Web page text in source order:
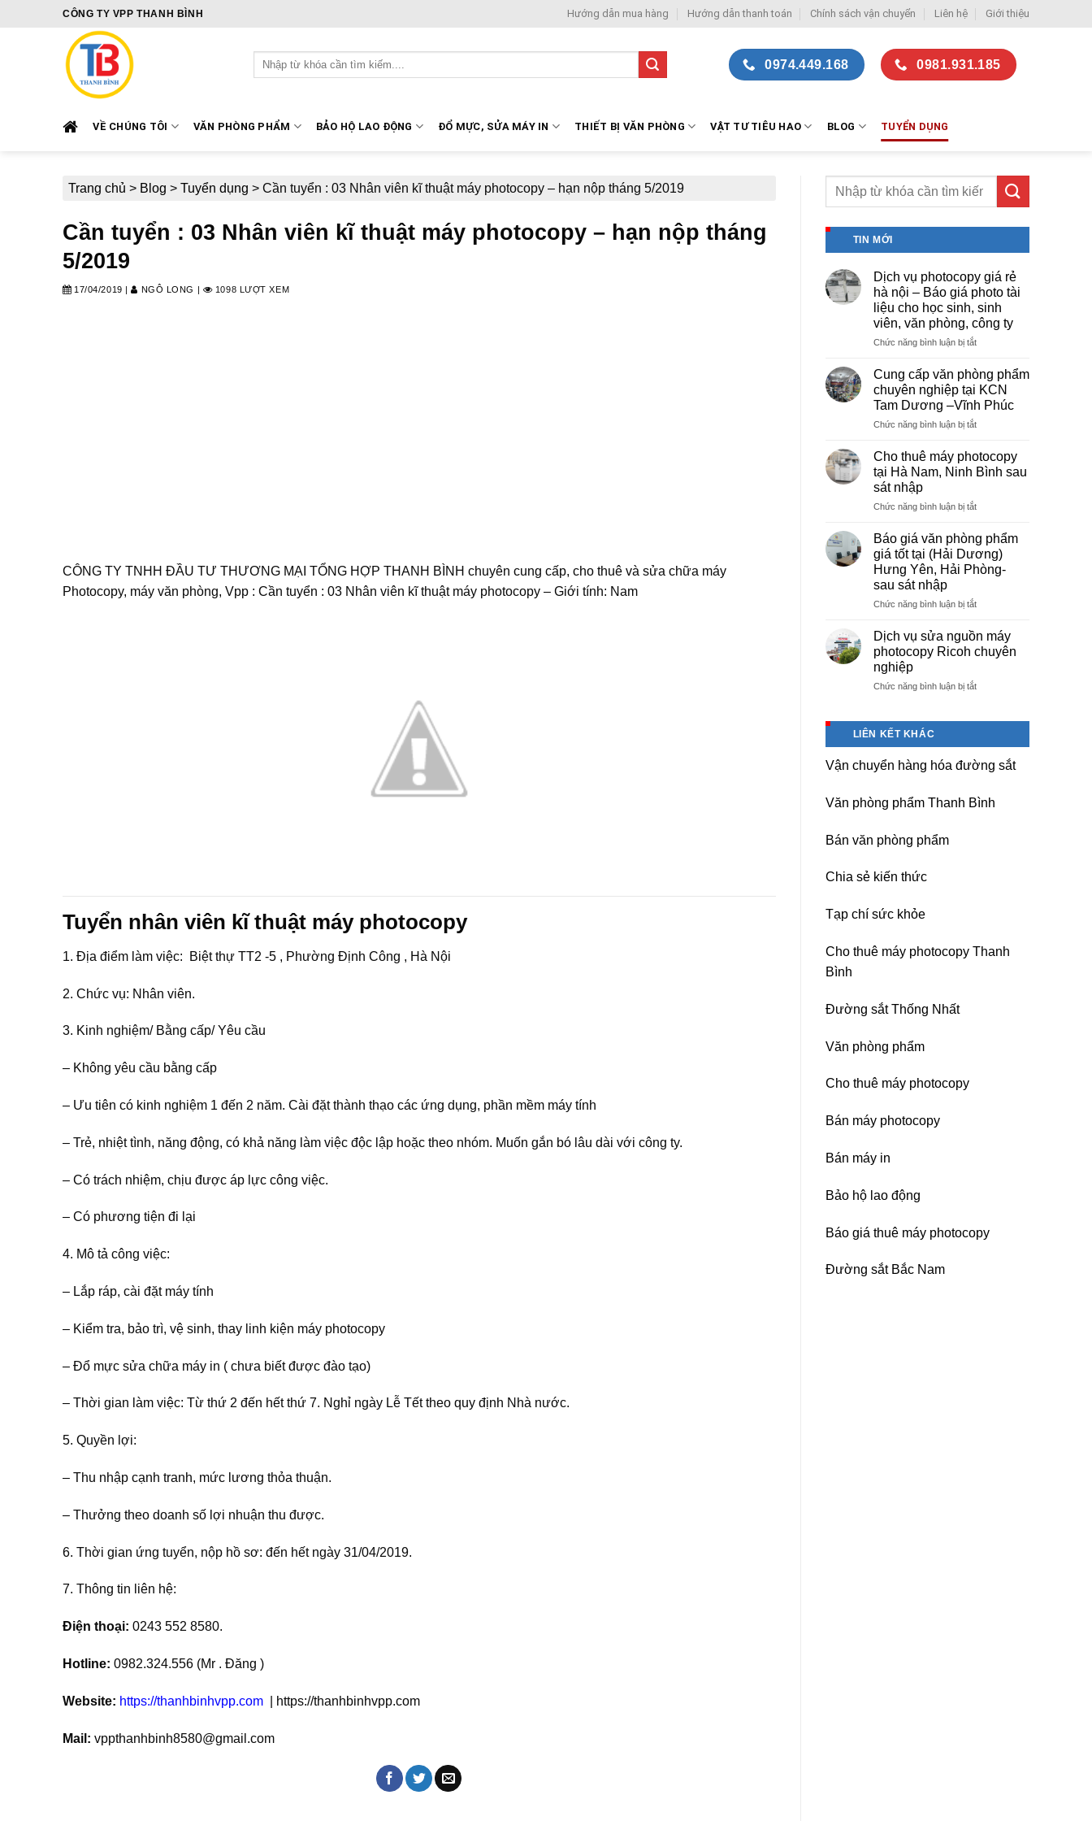
CÔNG TY VPP THANH BÌNH Hướng dẫn mua hàng Hướng dẫn thanh toán Chính sách vận chuyển Liên hệ Giới thiệu
Tìm
kiếm:
0974.449.168 0981.931.185
VỀ CHÚNG TÔI VĂN PHÒNG PHẨM BẢO HỘ LAO ĐỘNG ĐỔ MỰC, SỬA MÁY IN THIẾT BỊ VĂN PHÒNG VẬT TƯ TIÊU HAO BLOG TUYỂN DỤNG
Trang chủ > Blog > Tuyển dụng > Cần tuyển : 03 Nhân viên kĩ thuật máy photocopy – hạn nộp tháng 5/2019
Cần tuyển : 03 Nhân viên kĩ thuật máy photocopy – hạn nộp tháng
5/2019
17/04/2019 | NGÔ LONG 1098 LƯỢT XEM
CÔNG TY TNHH ĐẦU TƯ THƯƠNG MẠI TỔNG HỢP THANH BÌNH chuyên cung cấp, cho thuê và sửa chữa máy
Photocopy, máy văn phòng, Vpp : Cần tuyển : 03 Nhân viên kĩ thuật máy photocopy – Giới tính: Nam
Tuyển nhân viên kĩ thuật máy photocopy
1. Địa điểm làm việc: Biệt thự TT2 -5 , Phường Định Công , Hà Nội
2. Chức vụ: Nhân viên.
3. Kinh nghiệm/ Bằng cấp/ Yêu cầu
– Không yêu cầu bằng cấp
– Ưu tiên có kinh nghiệm 1 đến 2 năm. Cài đặt thành thạo các ứng dụng, phần mềm máy tính
– Trẻ, nhiệt tình, năng động, có khả năng làm việc độc lập hoặc theo nhóm. Muốn gắn bó lâu dài với công ty.
– Có trách nhiệm, chịu được áp lực công việc.
– Có phương tiện đi lại
4. Mô tả công việc:
– Lắp ráp, cài đặt máy tính
– Kiểm tra, bảo trì, vệ sinh, thay linh kiện máy photocopy
– Đổ mực sửa chữa máy in ( chưa biết được đào tạo)
– Thời gian làm việc: Từ thứ 2 đến hết thứ 7. Nghỉ ngày Lễ Tết theo quy định Nhà nước.
5. Quyền lợi:
– Thu nhập cạnh tranh, mức lương thỏa thuận.
– Thưởng theo doanh số lợi nhuận thu được.
6. Thời gian ứng tuyển, nộp hồ sơ: đến hết ngày 31/04/2019.
7. Thông tin liên hệ:
Điện thoại: 0243 552 8580.
Hotline: 0982.324.556 (Mr . Đăng )
Website: https://thanhbinhvpp.com | https://thanhbinhvpp.com
Mail: vppthanhbinh8580@gmail.com
TIN MỚI
Dịch vụ photocopy giá rẻ
hà nội – Báo giá photo tài
liệu cho học sinh, sinh
viên, văn phòng, công ty
Chức năng bình luận bị tắtở
vụ
photocopy
giá
rẻ
hà
–
Báo
giá
tài
cho
học
sinh,
sinh
văn
công
ty
Cung cấp văn phòng phẩm
chuyên nghiệp tại KCN
Tam Dương –Vĩnh Phúc
Chức năng bình luận bị tắtở
cấp
văn
phòng
chuyên
tại
KCN
Tam
Dương
Vĩnh
Cho thuê máy photocopy
tại Hà Nam, Ninh Bình sau
sát nhập
Chức năng bình luận bị tắtở
máy
photocopy
tại
Nam,
sau
sát
Báo giá văn phòng phẩm
giá tốt tại (Hải Dương)
Hưng Yên, Hải Phòng-
sau sát nhập
Chức năng bình luận bị tắtở
văn
phòng
giá
Yên,
Phòng-
sau
Dịch vụ sửa nguồn máy
photocopy Ricoh chuyên
nghiệp
Chức năng bình luận bị tắtở
photocopy
chuyên
nghiệp
LIÊN KẾT KHÁC
Vận chuyển hàng hóa đường sắt
Văn phòng phẩm Thanh Bình
Bán văn phòng phẩm
Chia sẻ kiến thức
Tạp chí sức khỏe
Cho thuê máy photocopy Thanh
Bình
Đường sắt Thống Nhất
Văn phòng phẩm
Cho thuê máy photocopy
Bán máy photocopy
Bán máy in
Bảo hộ lao động
Báo giá thuê máy photocopy
Đường sắt Bắc Nam